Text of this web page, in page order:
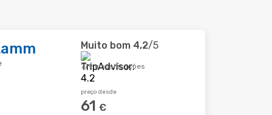
Muito bom 4,2/5
779 classificações
preço desde
61 €